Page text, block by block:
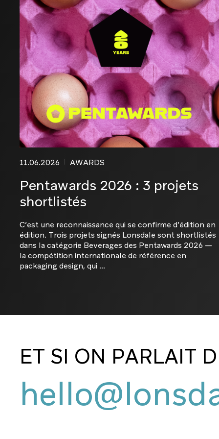
11.06.2026 AWARDS
Pentawards 2026 : 3 projets
shortlistés
C’est une reconnaissance qui se confirme d’édition en
édition. Trois projets signés Lonsdale sont shortlistés
dans la catégorie Beverages des Pentawards 2026 —
la compétition internationale de référence en
packaging design, qui ...
ET SI ON PARLAIT